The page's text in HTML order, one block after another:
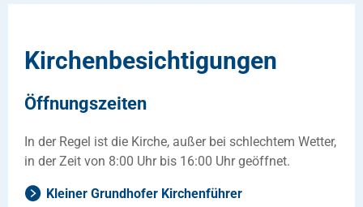
Kirchenbesichtigungen
Öffnungszeiten
In der Regel ist die Kirche, außer bei schlechtem Wetter,
in der Zeit von 8:00 Uhr bis 16:00 Uhr geöffnet.
Kleiner Grundhofer Kirchenführer